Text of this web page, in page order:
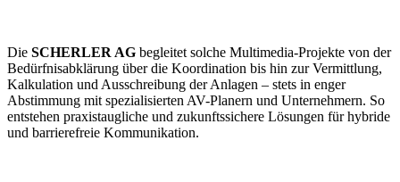
Die SCHERLER AG begleitet solche Multimedia-Projekte von der
Bedürfnisabklärung über die Koordination bis hin zur Vermittlung,
Kalkulation und Ausschreibung der Anlagen – stets in enger
Abstimmung mit spezialisierten AV-Planern und Unternehmern. So
entstehen praxistaugliche und zukunftssichere Lösungen für hybride
und barrierefreie Kommunikation.